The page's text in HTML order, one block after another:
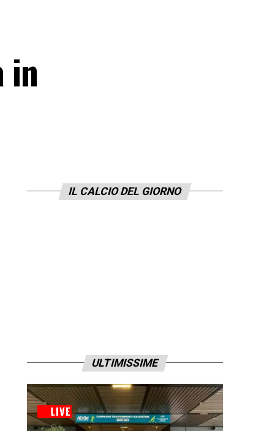
in
IL CALCIO DEL GIORNO
ULTIMISSIME